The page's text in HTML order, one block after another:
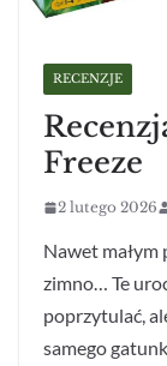
RECENZJE
Freeze
2 lutego 2026
Nawet
zimno… Te
poprzytulać,
samego